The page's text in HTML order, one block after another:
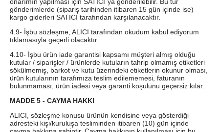
gönderimlerde (sipariş tarihinden itibaren 15 gün içinde ise)
kargo giderleri SATICI tarafından karşılanacaktır.
4.9- İşbu sözleşme, ALICI tarafından okudum kabul ediyorum
tıklamasıyla geçerli olacaktır.
4.10- İşbu ürün iade garantisi kapsamı müşteri almış olduğu
kutular / siparişler / ürünlerde kutuların tahrip olmamış etiketleri
sökülmemiş, barkot ve kutu üzerindeki etiketlerin okunur olması,
ürün kutularının tarafımıza teslim edilememesi, faturanın
bulunmaması, ürün iadesi veya garanti koşulunu geçersiz kılar.
MADDE 5 - CAYMA HAKKI
ALICI, sözleşme konusu ürünün kendisine veya gösterdiği
adresteki kişi/kuruluşa tesliminden itibaren (10) gün içinde